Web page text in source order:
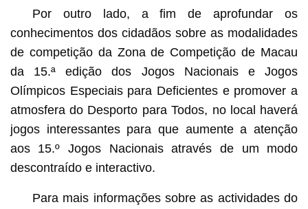
Por outro lado, a fim de aprofundar os
conhecimentos dos cidadãos sobre as modalidades
de competição da Zona de Competição de Macau
da 15.ª edição dos Jogos Nacionais e Jogos
Olímpicos Especiais para Deficientes e promover a
atmosfera do Desporto para Todos, no local haverá
jogos interessantes para que aumente a atenção
aos 15.º Jogos Nacionais através de um modo
descontraído e interactivo.
Para mais informações sobre as actividades do